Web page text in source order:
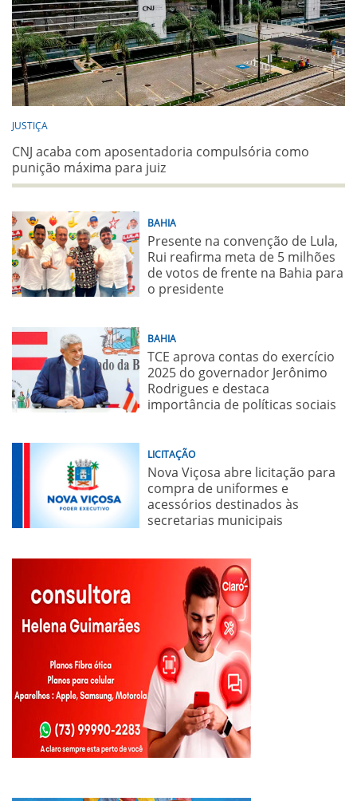
JUSTIÇA
CNJ acaba com aposentadoria compulsória como
punição máxima para juiz
BAHIA
Presente na convenção de Lula,
Rui reafirma meta de 5 milhões
de votos de frente na Bahia para
o presidente
BAHIA
TCE aprova contas do exercício
2025 do governador Jerônimo
Rodrigues e destaca
importância de políticas sociais
LICITAÇÃO
Nova Viçosa abre licitação para
compra de uniformes e
acessórios destinados às
secretarias municipais